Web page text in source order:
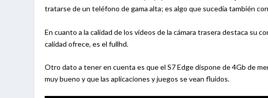
tratarse de un teléfono de gama alta; es algo que sucedía también
En cuanto a la calidad de los videos de la cámara trasera destaca su
calidad ofrece, es el fullhd.
Otro dato a tener en cuenta es que el S7 Edge dispone de 4Gb de
muy bueno y que las aplicaciones y juegos se vean fluidos.